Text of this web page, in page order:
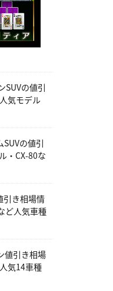
SUVの値引
気モデル
SUVの値引
・CX-80な
引き相場情
ど人気車種
値引き相場
気14車種